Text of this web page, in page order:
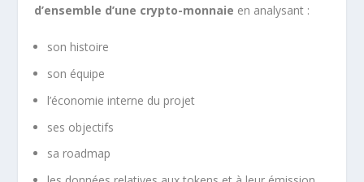
d’ensemble d’une crypto-monnaie en analysant :
son histoire
son équipe
l’économie interne du projet
ses objectifs
sa roadmap